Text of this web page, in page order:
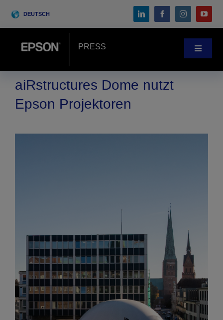
DEUTSCH
PRESS
Toggle
Anwenderberichte
aiRstructures Dome nutzt
Epson Projektoren